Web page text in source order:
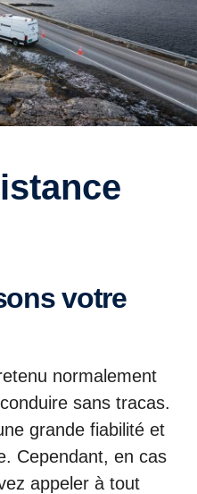
normalement
sans tracas.
grande fiabilité et
Cependant, en cas
appeler à tout